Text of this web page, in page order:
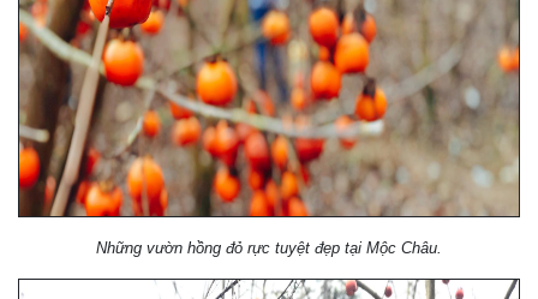
Những vườn hồng đỏ rực tuyệt đẹp tại Mộc Châu.